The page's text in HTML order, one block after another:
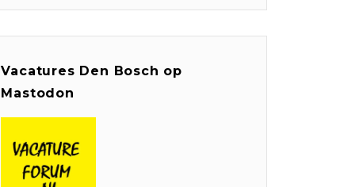
Vacatures Den Bosch op
Mastodon